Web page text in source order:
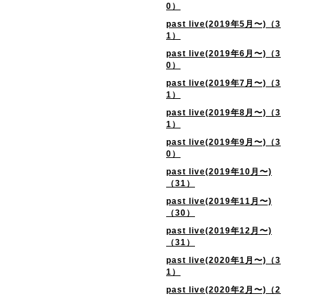
0）
past live(2019年5月〜)（3
1）
past live(2019年6月〜)（3
0）
past live(2019年7月〜)（3
1）
past live(2019年8月〜)（3
1）
past live(2019年9月〜)（3
0）
past live(2019年10月〜)
（31）
past live(2019年11月〜)
（30）
past live(2019年12月〜)
（31）
past live(2020年1月〜)（3
1）
past live(2020年2月〜)（2